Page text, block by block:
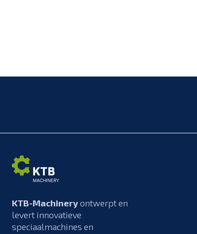
KTB-Machineryontwerpt en
levert innovatieve
speciaalmachines en